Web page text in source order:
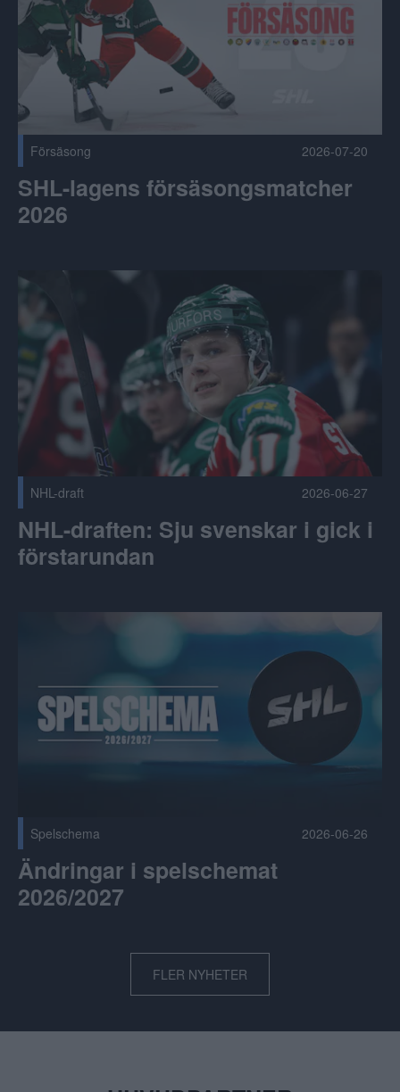
Försäsong 2026-07-20
SHL-lagens försäsongsmatcher
2026
NHL-draften: Sju svenskar i gick i förstarundan Publicerad
NHL-draft 2026-06-27
NHL-draften: Sju svenskar i gick i
förstarundan
Spelschema 2026-06-26
Ändringar i spelschemat
2026/2027
FLER NYHETER